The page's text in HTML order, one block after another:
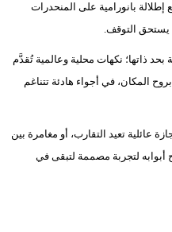
بانورامية على المنحدرات
يستحق التوقف.
ذاتها؛ نكهات محلية وعالمية تُقدَّم
المكان، في أجواء هادئة تتناغم
عائلية تعيد التقارب، أو مغامرة بين
أبوابه لتجربة مصممة لتبقى في